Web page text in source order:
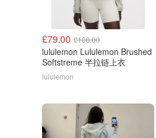
£79.00 £108.00
lululemon Lululemon Brushed
Softstreme 半拉链上衣
lululemon